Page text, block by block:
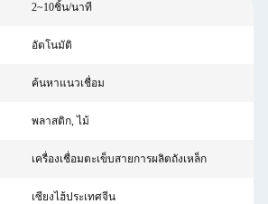
2~10ชิ้น/นาที
อัตโนมัติ
ค้นหาแนวเชื่อม
พลาสติก, ไม้
เครื่องเชื่อมตะเข็บสายการผลิตถังเหล็ก
เซียงไฮ้ประเทศจีน